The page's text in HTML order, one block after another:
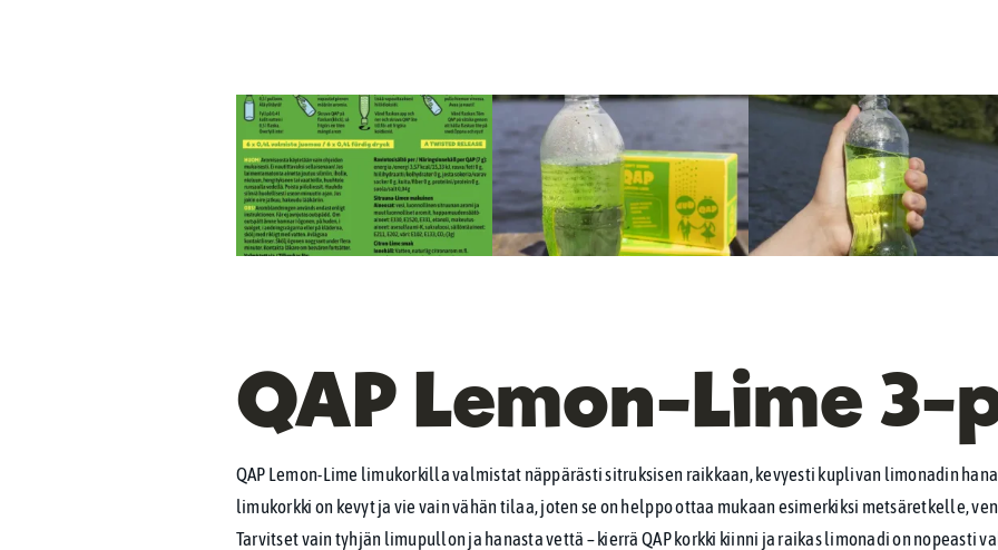
QAP Lemon-Lime 3-
QAP Lemon-Lime limukorkilla valmistat näppärästi sitruksisen raikkaan, kevyesti kuplivan limonadin
limukorkki on kevyt ja vie vain vähän tilaa, joten se on helppo ottaa mukaan esimerkiksi metsäretkelle,
Tarvitset vain tyhjän limupullon ja hanasta vettä – kierrä QAP korkki kiinni ja raikas limonadi on nopeasti